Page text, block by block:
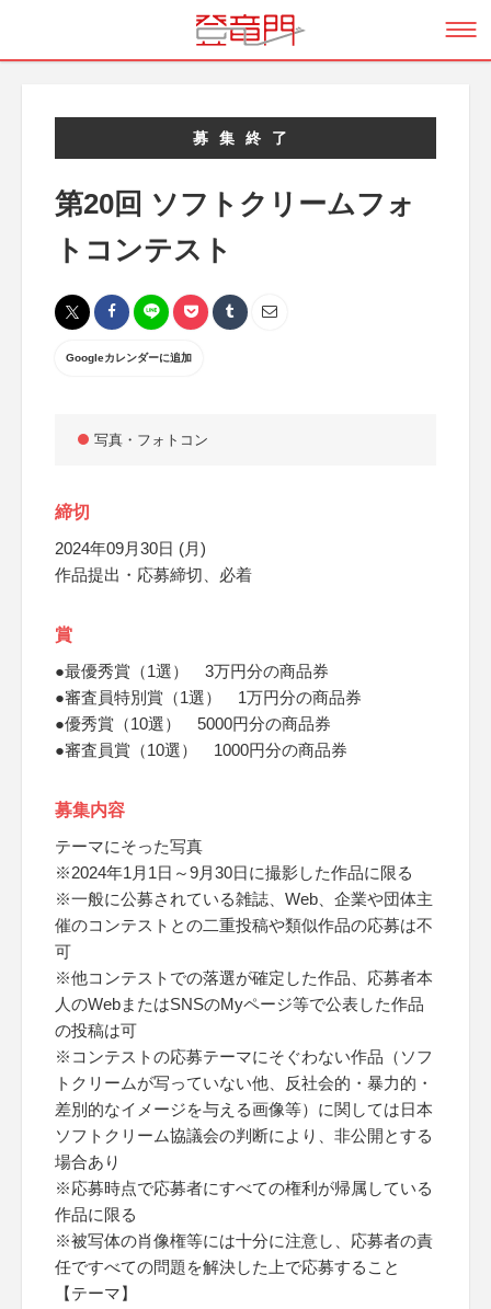
募集終了
第20回 ソフトクリームフォ
トコンテスト
Googleカレンダーに追加
写真・フォトコン
締切
2024年09月30日 (月)
作品提出・応募締切、必着
賞
●最優秀賞（1選） 3万円分の商品券
●審査員特別賞（1選） 1万円分の商品券
●優秀賞（10選） 5000円分の商品券
●審査員賞（10選） 1000円分の商品券
募集内容
テーマにそった写真
※2024年1月1日～9月30日に撮影した作品に限る
※一般に公募されている雑誌、Web、企業や団体主
催のコンテストとの二重投稿や類似作品の応募は不
可
※他コンテストでの落選が確定した作品、応募者本
人のWebまたはSNSのMyページ等で公表した作品
の投稿は可
※コンテストの応募テーマにそぐわない作品（ソフ
トクリームが写っていない他、反社会的・暴力的・
差別的なイメージを与える画像等）に関しては日本
ソフトクリーム協議会の判断により、非公開とする
場合あり
※応募時点で応募者にすべての権利が帰属している
作品に限る
※被写体の肖像権等には十分に注意し、応募者の責
任ですべての問題を解決した上で応募すること
【テーマ】